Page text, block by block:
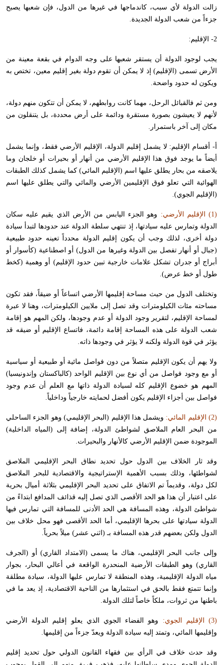
زالت الدولة لأي سبب، كاندماجها في غيرها من الدول، فإن شعبها يصبح
جزءاً من شعب الدولة الجديدة.
2- الإقليم:
يجب لوجود الدولة أن يستقر شعبها على وجه الدوام في بقعة معينة من
الأرض تسمى (الإقليم) إذ لا يمكن أن تقوم دولة بغير إقليم معين، تختص به
ويكون له حدود واضحة.
ومن ثم فالقبائل الرحل، مهما كانت روابطهم، لا يمكن أن تتكون منهم دولة،
لأنهم لا يعيشون بصورة مستقرة ودائمة على أرض محددة، بل يتنقلون من
مكان إلى آخر باستمرار.
أ- أقسام الإقليم: لا يشمل إقليم الدولة، الإقليم الأرضي فقط، وإنما يشمل
أيضاً ما يوجد فوق هذا الإقليم الأرضي من أنهار أو بحيرات أو خلجان وما
يلاصقه من بحار يطلق عليها اسم (الإقليم المائي) كما يشمل كذلك الطبقات
الهوائية التي تعلو فوق الإقليمين الأرضي والمائي والتي يطلق عليها اسم
(الإقليم الجوي).
(1) الإقليم الأرضي:
وهو الجزء اليابس من الأرض الذي يقيم عليه سكان
الدولة وتمارس عليه سيادتها، إذ تنتهي سلطة الدولة عند حدودها لتبدأ سيادة
دولة أخرى، لذلك وجب أن يكون إقليم الدولة محدداً تعينه حدود طبيعية
(جبال أو أنهار تفصل بين الدولة وغيرها من الدول) أو اصطناعية (كأسوار أو
أبراج أو جدران تشكل علامات خارجية تبين حدود الإقليم) أو وهمية (كخط
طول أو خط عرض).
وتختلف الدول من حيث مساحة إقليمها الأرضي اتساعاً أو ضيقاً، فقد تكون
مساحته مئات الكيلومترات وقد تصل إلى ملايين الكيلومترات، وهنا لا عبرة
لمساحة الإقليم، لتقرير وجود الدولة أو عدم وجودها، ولكن المهم هو إقامة
شعب الدولة على هذه المساحة إقامة دائمة، فاتساع الإقليم أو ضيقه قد
يؤثر في قوة الدولة ولكنه لا يؤثر في وجودها ذاته.
ولا يهم أن يكون الإقليم متصلاً من دون فواصل مائية أو طبيعية أو سياسية
أو مع وجود فواصل من أي نوع بين الإقليم الواحد (كالباكستان وإندونيسيا)
المهم هو خضوع الإقليم كله لسيادة الدولة ذاتها مع العلم أن عدم وجود
فواصل بين أجزاء الإقليم يكون أفضل لحمايته خارجياً وداخلياً.
(2) الإقليم المائي:
ويشمل هذا الإقليم (البحر الإقليمي) وهو الجزء الساحلي
من البحر العام الملاصق لشواطئ الدولة، إضافة إلى (المياه الداخلية)
الموجودة ضمن الإقليم الأرضي كالأنهار والبحيرات.
وقد ثار الخلاف بين الدول حول تحديد نطاق البحر الإقليمي الملاصق
لشواطئها، وذلك بسبب الأهمية الإستراتيجية والاقتصادية للبحر الملاصق
لكل دولة، وقديماً تم الاتفاق على تحديد البحر الإقليمي بثلاثة أميال بحرية
على اعتبار أن هذا هو الحد الأقصى الذي تصل إليه قذائف المدافع ابتداءً من
شواطئ الدولة، وهذه المسافة هي الحد الأدنى للمسافة التي تمارس فيها
الدولة سيادتها على بحرها الإقليمي، أما الحد الأقصى فهو محل خلاف بين
الدول ولكن بعضهم قدر هذه المسافة بـ (اثني عشر) ميلاً بحرياً.
وإلى جانب البحر الإقليمي، هناك ما يسمى (الامتداد القاري) أو (الجرف
القاري) وهو الطبقات الأرضية المنحدرة الواقعة في أعالي البحار، بجوار
مياه الدولة الإقليمية، وهذه المنطقة لا تمارس عليها الدولة، سيادة مطلقة
وإنما تتمتع فقط بالحق في استثمارها من الناحية الاقتصادية، إذ يعد ما في
باطنها من ثروات، ملكاً خاصاً لتلك الدولة.
(3) الإقليم الجوي:
وهو الفضاء الجوي الذي يعلو إقليم الدولة الأرضي
وإقليمها المائي، وتمتد إليه سيادة الدولة ويعدّ جزءاً من إقليمها.
وقد حدث خلاف في الرأي بين فقهاء القانون الدولي حول تحديد إقليم